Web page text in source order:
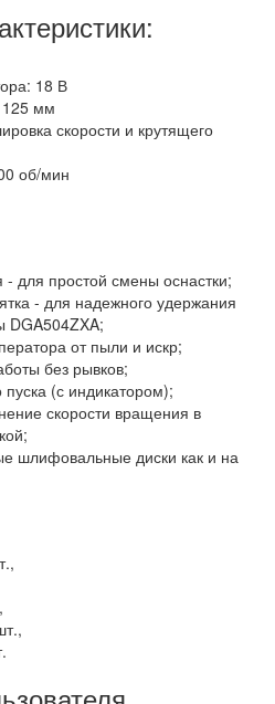
в день
или вечером на утро
18 В
125 мм
скорости и крутящего
об/мин
для простой смены оснастки;
- для надежного удержания
от пыли и искр;
без рывков;
(с индикатором);
скорости вращения в
шлифовальные диски как и на